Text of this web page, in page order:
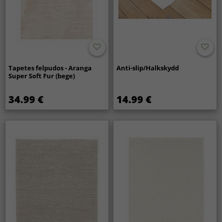
Tapetes felpudos - Aranga
Super Soft Fur (bege)
34.99 €
Anti-slip/Halkskydd
14.99 €